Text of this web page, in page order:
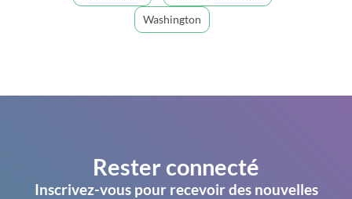
Washington
Rester connecté
Inscrivez-vous pour recevoir des nouvelles